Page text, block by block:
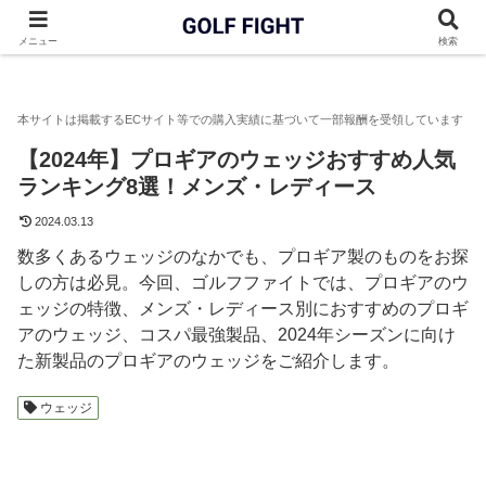
ウェッジ 【2024年】プロギアのウェッジおすす
【2024年】プロギアのウェッジおすすめ人気
ランキング8選！メンズ・レディース
2024.03.13
数多くあるウェッジのなかでも、プロギア製のものをお探
しの方は必見。今回、ゴルフファイトでは、プロギアのウ
ェッジの特徴、メンズ・レディース別におすすめのプロギ
アのウェッジ、コスパ最強製品、2024年シーズンに向け
た新製品のプロギアのウェッジをご紹介します。
ウェッジ
メニュー 検索